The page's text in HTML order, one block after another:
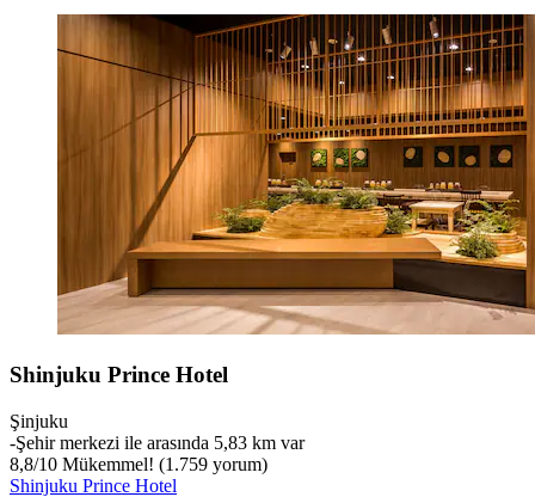
Shinjuku Prince Hotel
Şinjuku
‐Şehir merkezi ile arasında 5,83 km var
8,8/10 Mükemmel! (1.759 yorum)
Shinjuku Prince Hotel